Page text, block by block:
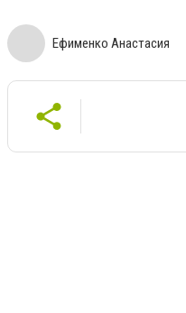
Ефименко Анастасия